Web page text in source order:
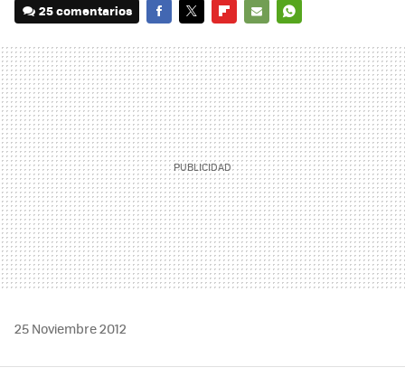
25 comentarios
MAIL
25 Noviembre 2012